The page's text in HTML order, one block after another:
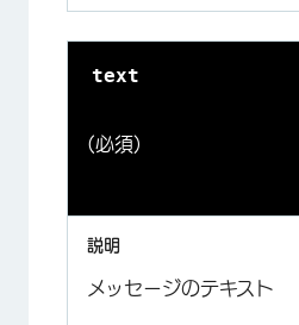
text
(必須)
メッセージのテキスト